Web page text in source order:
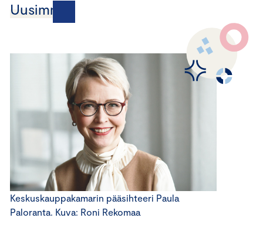
Uusimmat
Keskuskauppakamarin pääsihteeri Paula
Paloranta. Kuva: Roni Rekomaa